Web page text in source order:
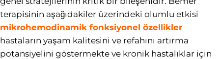
terapisinin aşağıdakiler üzerindeki olumlu etkisi
mikrohemodinamik fonksiyonel özellikler
hastaların yaşam kalitesini ve refahını artırma
potansiyelini göstermekte ve kronik hastalıklar için